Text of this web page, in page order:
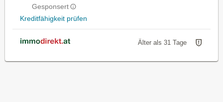
Gesponsert
Kreditfähigkeit prüfen
Älter als 31 Tage